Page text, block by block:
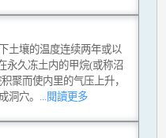
土壤的温度连续两年或以
永久冻土内的甲烷(或称沼
聚而使内里的气压上升，
洞穴。 ...閱讀更多